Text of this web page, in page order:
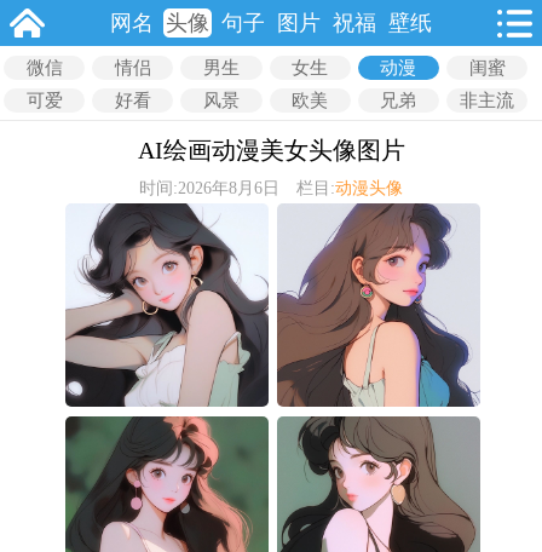
网名 头像 句子 图片 祝福 壁纸
微信 情侣 男生 女生 动漫
闺蜜
可爱
好看 风景 欧美 兄弟 非主流
AI绘画动漫美女头像图片
时间:2026年8月6日 栏目:动漫头像